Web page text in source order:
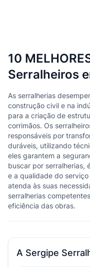
10
Serralheiros
As serralherias
construção civil e na
para a criação de
corrimãos. Os
responsáveis por
duráveis, utilizando
eles garantem a
buscar por serralherias,
e a qualidade do
atenda às suas
serralherias
eficiência das obras.
A Sergipe